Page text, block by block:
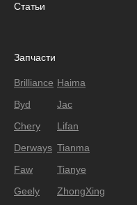
Статьи
Запчасти
Brilliance
Byd
Chery
Derways
Faw
Geely
Haima
Jac
Lifan
Tianma
Tianye
ZhongXing